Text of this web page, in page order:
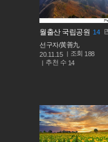
월출산 국립공원 14
선구자/黃善九
20.11.15
조회 188
추천 수 14